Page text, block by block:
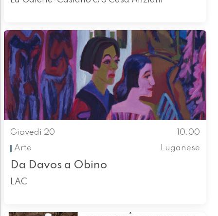
Giovedì 20
10.00
Arte
Luganese
Da Davos a Obino
LAC